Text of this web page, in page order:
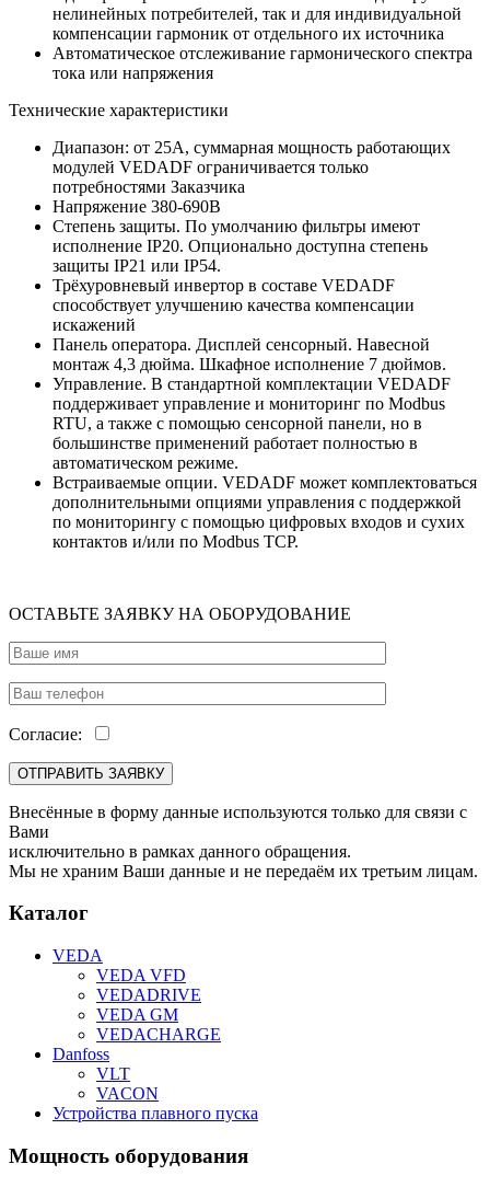
нелинейных потребителей, так и для индивидуальной
компенсации гармоник от отдельного их источника
Автоматическое отслеживание гармонического спектра
тока или напряжения
Технические характеристики
Диапазон: от 25А, суммарная мощность работающих
модулей VEDADF ограничивается только
потребностями Заказчика
Напряжение 380-690В
Степень защиты. По умолчанию фильтры имеют
исполнение IP20. Опционально доступна степень
защиты IP21 или IP54.
Трёхуровневый инвертор в составе VEDADF
способствует улучшению качества компенсации
искажений
Панель оператора. Дисплей сенсорный. Навесной
монтаж 4,3 дюйма. Шкафное исполнение 7 дюймов.
Управление. В стандартной комплектации VEDADF
поддерживает управление и мониторинг по Modbus
RTU, а также c помощью сенсорной панели, но в
большинстве применений работает полностью в
автоматическом режиме.
Встраиваемые опции. VEDADF может комплектоваться
дополнительными опциями управления с поддержкой
по мониторингу с помощью цифровых входов и сухих
контактов и/или по Modbus TCP.
ОСТАВЬТЕ ЗАЯВКУ НА ОБОРУДОВАНИЕ
Согласие:
Внесённые в форму данные используются только для связи с
Вами
исключительно в рамках данного обращения.
Мы не храним Ваши данные и не передаём их третьим лицам.
Каталог
VEDA
VEDA VFD
VEDADRIVE
VEDA GM
VEDACHARGE
Danfoss
VLT
VACON
Устройства плавного пуска
Мощность оборудования